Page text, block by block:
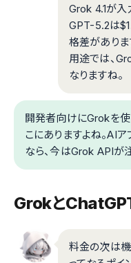
Grok 4.1が入
GPT-5.2は
格差がありま
用途では、
なりますね。
開発者向けにGrokを
こにありますよね。AI
なら、今はGrok APIが
Grokと
料金の次は機